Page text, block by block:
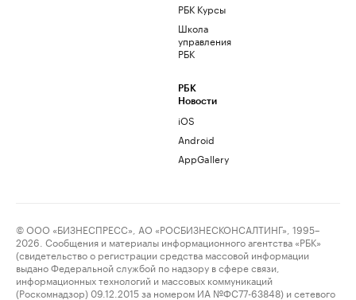
РБК Курсы
Школа
управления
РБК
РБК
Новости
iOS
Android
AppGallery
© ООО «БИЗНЕСПРЕСС», АО «РОСБИЗНЕСКОНСАЛТИНГ», 1995–
2026. Сообщения и материалы информационного агентства «РБК»
(свидетельство о регистрации средства массовой информации
выдано Федеральной службой по надзору в сфере связи,
информационных технологий и массовых коммуникаций
(Роскомнадзор) 09.12.2015 за номером ИА №ФС77-63848) и сетевого